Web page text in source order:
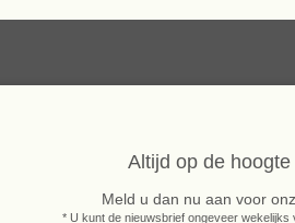
Altijd op de
Meld u dan nu aan voor
* U kunt de nieuwsbrief ongeveer wekelijks